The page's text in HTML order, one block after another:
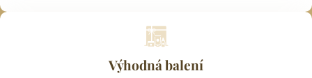
Výhodná balení